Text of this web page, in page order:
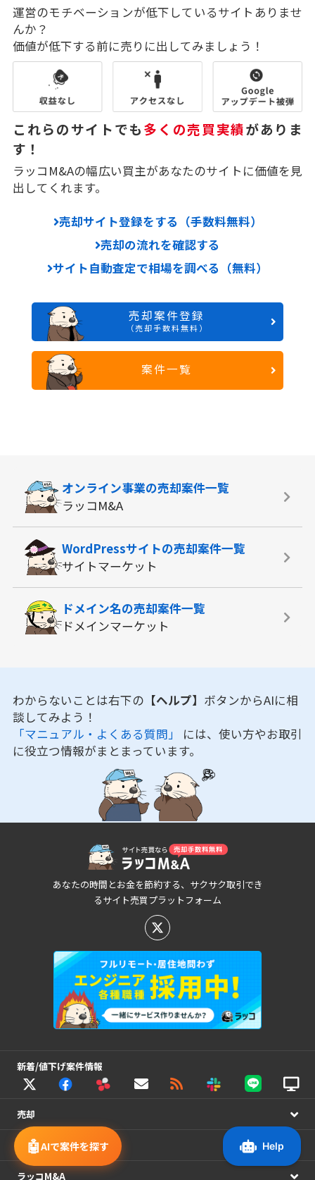
運営のモチベーションが低下しているサイトありませ
んか？
価値が低下する前に売りに出してみましょう！
これらのサイトでも多くの売買実績がありま
す！
ラッコM&Aの幅広い買主があなたのサイトに価値を見
出してくれます。
売却サイト登録をする（手数料無料）
売却の流れを確認する
サイト自動査定で相場を調べる（無料）
売却案件登録
（売却手数料無料）
案件一覧
🤖AIで案件を探す
オンライン事業の売却案件一覧
ラッコM&A
WordPressサイトの売却案件一覧
サイトマーケット
ドメイン名の売却案件一覧
ドメインマーケット
わからないことは右下の 【ヘルプ】 ボタンからAIに相
談してみよう！
「マニュアル・よくある質問」 には、使い方やお取引
に役立つ情報がまとまっています。
あなたの時間とお金を節約する、サクサク取引でき
るサイト売買プラットフォーム
新着/値下げ案件情報
売却
購入
ラッコM&A